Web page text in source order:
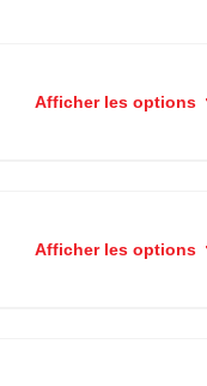
Afficher les options
Afficher les options